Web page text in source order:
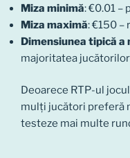
Miza minimă: €0.01 –
Miza maximă: €150 –
Dimensiunea tipică a
majoritatea
Deoarece RTP-ul
mulți jucători preferă
testeze mai multe